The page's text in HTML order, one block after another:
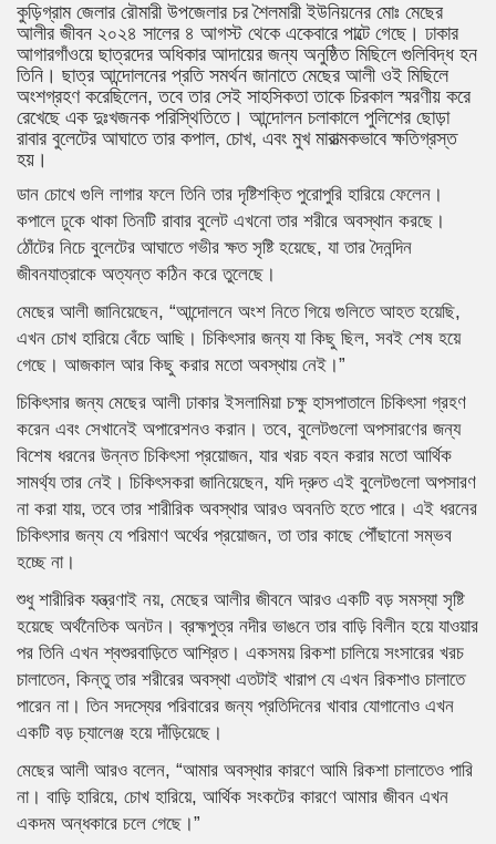
কুড়িগ্রাম জেলার রৌমারী উপজেলার চর শৈলমারী ইউনিয়নের মোঃ মেছের
আলীর জীবন ২০২৪ সালের ৪ আগস্ট থেকে একেবারে পাল্টে গেছে। ঢাকার
আগারগাঁওয়ে ছাত্রদের অধিকার আদায়ের জন্য অনুষ্ঠিত মিছিলে গুলিবিদ্ধ হন
তিনি। ছাত্র আন্দোলনের প্রতি সমর্থন জানাতে মেছের আলী ওই মিছিলে
অংশগ্রহণ করেছিলেন, তবে তার সেই সাহসিকতা তাকে চিরকাল স্মরণীয় করে
রেখেছে এক দুঃখজনক পরিস্থিতিতে। আন্দোলন চলাকালে পুলিশের ছোড়া
রাবার বুলেটের আঘাতে তার কপাল, চোখ, এবং মুখ মারাত্মকভাবে ক্ষতিগ্রস্ত
হয়।
ডান চোখে গুলি লাগার ফলে তিনি তার দৃষ্টিশক্তি পুরোপুরি হারিয়ে ফেলেন।
কপালে ঢুকে থাকা তিনটি রাবার বুলেট এখনো তার শরীরে অবস্থান করছে।
ঠোঁটের নিচে বুলেটের আঘাতে গভীর ক্ষত সৃষ্টি হয়েছে, যা তার দৈনন্দিন
জীবনযাত্রাকে অত্যন্ত কঠিন করে তুলেছে।
মেছের আলী জানিয়েছেন, “আন্দোলনে অংশ নিতে গিয়ে গুলিতে আহত হয়েছি,
এখন চোখ হারিয়ে বেঁচে আছি। চিকিৎসার জন্য যা কিছু ছিল, সবই শেষ হয়ে
গেছে। আজকাল আর কিছু করার মতো অবস্থায় নেই।”
চিকিৎসার জন্য মেছের আলী ঢাকার ইসলামিয়া চক্ষু হাসপাতালে চিকিৎসা গ্রহণ
করেন এবং সেখানেই অপারেশনও করান। তবে, বুলেটগুলো অপসারণের জন্য
বিশেষ ধরনের উন্নত চিকিৎসা প্রয়োজন, যার খরচ বহন করার মতো আর্থিক
সামর্থ্য তার নেই। চিকিৎসকরা জানিয়েছেন, যদি দ্রুত এই বুলেটগুলো অপসারণ
না করা যায়, তবে তার শারীরিক অবস্থার আরও অবনতি হতে পারে। এই ধরনের
চিকিৎসার জন্য যে পরিমাণ অর্থের প্রয়োজন, তা তার কাছে পৌঁছানো সম্ভব
হচ্ছে না।
শুধু শারীরিক যন্ত্রণাই নয়, মেছের আলীর জীবনে আরও একটি বড় সমস্যা সৃষ্টি
হয়েছে অর্থনৈতিক অনটন। ব্রহ্মপুত্র নদীর ভাঙনে তার বাড়ি বিলীন হয়ে যাওয়ার
পর তিনি এখন শ্বশুরবাড়িতে আশ্রিত। একসময় রিকশা চালিয়ে সংসারের খরচ
চালাতেন, কিন্তু তার শরীরের অবস্থা এতটাই খারাপ যে এখন রিকশাও চালাতে
পারেন না। তিন সদস্যের পরিবারের জন্য প্রতিদিনের খাবার যোগানোও এখন
একটি বড় চ্যালেঞ্জ হয়ে দাঁড়িয়েছে।
মেছের আলী আরও বলেন, “আমার অবস্থার কারণে আমি রিকশা চালাতেও পারি
না। বাড়ি হারিয়ে, চোখ হারিয়ে, আর্থিক সংকটের কারণে আমার জীবন এখন
একদম অন্ধকারে চলে গেছে।”